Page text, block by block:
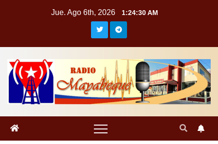
Jue. Ago 6th, 2026 1:24:31 AM